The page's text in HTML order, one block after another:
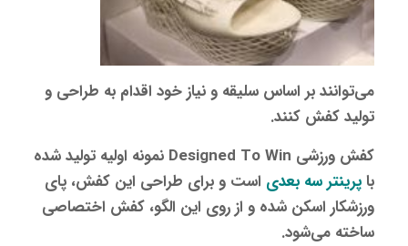
می‌توانند بر اساس سلیقه و نیاز خود اقدام به طراحی و
تولید کفش کنند.
کفش ورزشی Designed To Win نمونه اولیه تولید شده
با پرینتر سه‌ بعدی است و برای طراحی این کفش، پای
ورزشکار اسکن شده و از روی این الگو، کفش اختصاصی
ساخته می‌شود.